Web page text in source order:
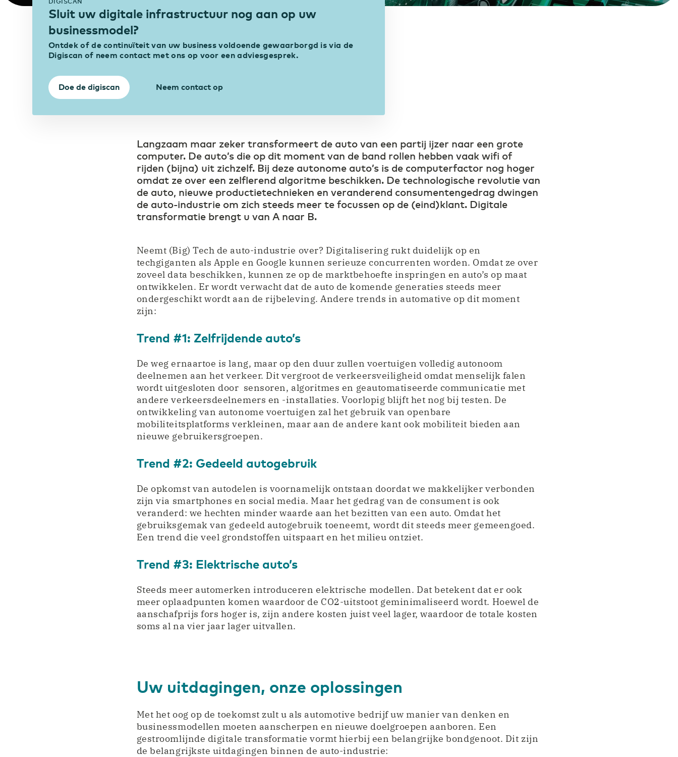
Industrie
Sluit uw digitale infrastructuur nog aan op uw
businessmodel?
Ontdek of de continuïteit van uw business voldoende gewaarborgd is via de
Digiscan of neem contact met ons op voor een adviesgesprek.
Doe de digiscan Neem contact op
Langzaam maar zeker transformeert de auto van een partij ijzer naar een grote
computer. De auto’s die op dit moment van de band rollen hebben vaak wifi of
rijden (bijna) uit zichzelf. Bij deze autonome auto’s is de computerfactor nog hoger
omdat ze over een zelflerend algoritme beschikken. De technologische revolutie van
de auto, nieuwe productietechnieken en veranderend consumentengedrag dwingen
de auto-industrie om zich steeds meer te focussen op de (eind)klant. Digitale
transformatie brengt u van A naar B.
Neemt (Big) Tech de auto-industrie over? Digitalisering rukt duidelijk op en
techgiganten als Apple en Google kunnen serieuze concurrenten worden. Omdat ze over
zoveel data beschikken, kunnen ze op de marktbehoefte inspringen en auto’s op maat
ontwikkelen. Er wordt verwacht dat de auto de komende generaties steeds meer
ondergeschikt wordt aan de rijbeleving. Andere trends in automative op dit moment
zijn:
Trend #1: Zelfrijdende auto’s
De weg ernaartoe is lang, maar op den duur zullen voertuigen volledig autonoom
deelnemen aan het verkeer. Dit vergroot de verkeersveiligheid omdat menselijk falen
wordt uitgesloten door sensoren, algoritmes en geautomatiseerde communicatie met
andere verkeersdeelnemers en -installaties. Voorlopig blijft het nog bij testen. De
ontwikkeling van autonome voertuigen zal het gebruik van openbare
mobiliteitsplatforms verkleinen, maar aan de andere kant ook mobiliteit bieden aan
nieuwe gebruikersgroepen.
Trend #2: Gedeeld autogebruik
De opkomst van autodelen is voornamelijk ontstaan doordat we makkelijker verbonden
zijn via smartphones en social media. Maar het gedrag van de consument is ook
veranderd: we hechten minder waarde aan het bezitten van een auto. Omdat het
gebruiksgemak van gedeeld autogebruik toeneemt, wordt dit steeds meer gemeengoed.
Een trend die veel grondstoffen uitspaart en het milieu ontziet.
Trend #3: Elektrische auto’s
Steeds meer automerken introduceren elektrische modellen. Dat betekent dat er ook
meer oplaadpunten komen waardoor de CO2-uitstoot geminimaliseerd wordt. Hoewel de
aanschafprijs fors hoger is, zijn andere kosten juist veel lager, waardoor de totale kosten
soms al na vier jaar lager uitvallen.
Uw uitdagingen, onze oplossingen
Met het oog op de toekomst zult u als automotive bedrijf uw manier van denken en
businessmodellen moeten aanscherpen en nieuwe doelgroepen aanboren. Een
gestroomlijnde digitale transformatie vormt hierbij een belangrijke bondgenoot. Dit zijn
de belangrijkste uitdagingen binnen de auto-industrie: